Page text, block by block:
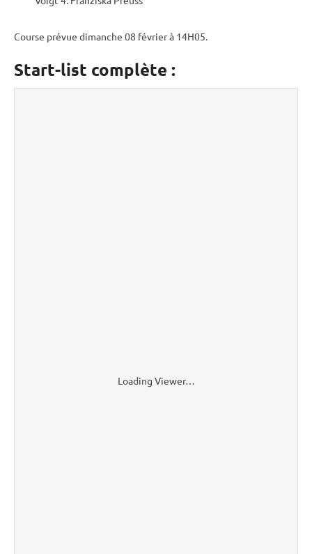
Course prévue dimanche 08 février à 14H05.
Start-list complète :
Loading Viewer…